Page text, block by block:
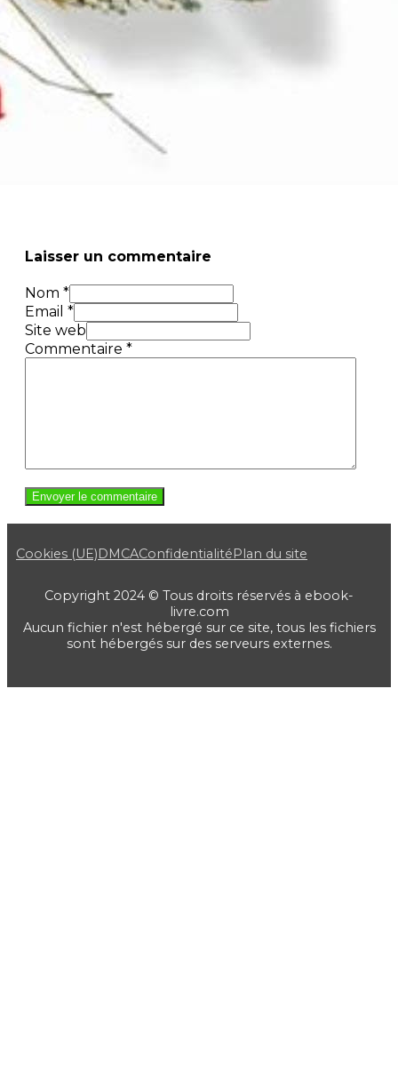
Laisser un commentaire
Nom *
Email *
Site web
Commentaire *
Cookies (UE)DMCAConfidentialitéPlan du site
Copyright 2024 © Tous droits réservés à ebook-
livre.com
Aucun fichier n'est hébergé sur ce site, tous les fichiers
sont hébergés sur des serveurs externes.